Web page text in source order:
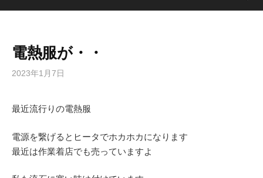
電熱服が・・
2023年1月7日
最近流行りの電熱服
電源を繋げるとヒータでホカホカになります
最近は作業着店でも売っていますよ